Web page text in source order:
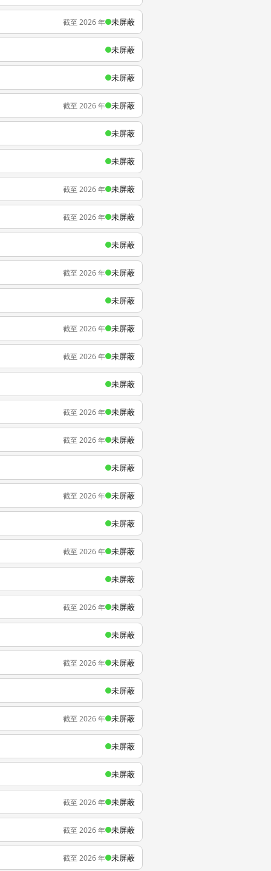
截至 2026 年 未屏蔽
未屏蔽
未屏蔽
截至 2026 年 未屏蔽
未屏蔽
未屏蔽
截至 2026 年 未屏蔽
截至 2026 年 未屏蔽
未屏蔽
截至 2026 年 未屏蔽
未屏蔽
截至 2026 年 未屏蔽
截至 2026 年 未屏蔽
未屏蔽
截至 2026 年 未屏蔽
截至 2026 年 未屏蔽
未屏蔽
截至 2026 年 未屏蔽
未屏蔽
截至 2026 年 未屏蔽
未屏蔽
截至 2026 年 未屏蔽
未屏蔽
截至 2026 年 未屏蔽
未屏蔽
截至 2026 年 未屏蔽
未屏蔽
未屏蔽
截至 2026 年 未屏蔽
截至 2026 年 未屏蔽
截至 2026 年 未屏蔽